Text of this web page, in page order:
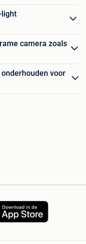
light
camera zoals
voor